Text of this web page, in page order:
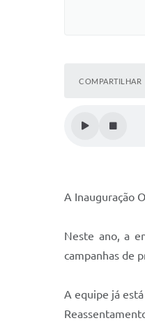
COMPARTILHAR
A Inauguração
Neste ano, a
campanhas de
A equipe já